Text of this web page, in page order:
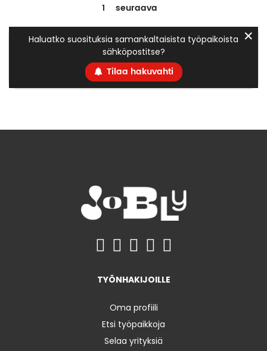
1 seuraava
Haluatko suosituksia samankaltaisista työpaikoista
sähköpostitse?
Tilaa hakuvahti
✕
TYÖNHAKIJOILLE
Oma profiili
Etsi työpaikkoja
Selaa yrityksiä